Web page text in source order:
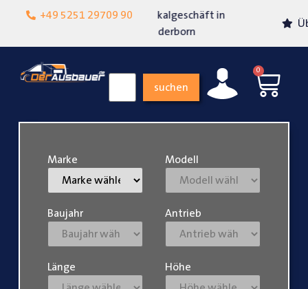
+49 5251 29709 90
Lokalgeschäft in
Über 15 Jahre Erfahrung
suchen
0
Marke Modell
Baujahr Antrieb
Länge Höhe